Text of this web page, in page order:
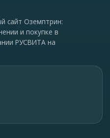
сайт Оземптрин:
и покупке в
РУСВИТА на